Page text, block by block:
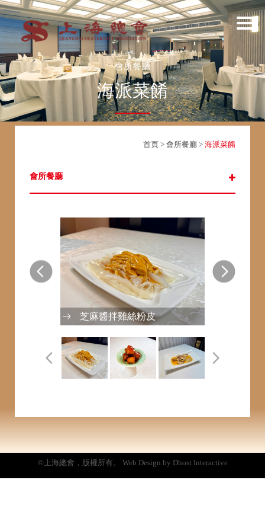
會所餐廳
海派菜餚
首頁 > 會所餐廳 > 海派菜餚
會所餐廳
芝麻醬拌雞絲粉皮
©上海總會，版權所有。 Web Design by Dhost Interactive